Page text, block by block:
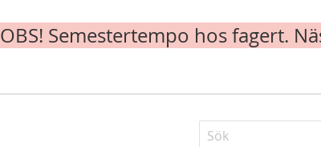
OBS! Semestertempo hos fagert.
Sök